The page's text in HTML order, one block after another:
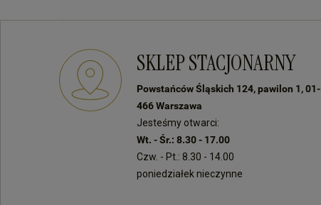
SKLEP STACJONARNY
Powstańców Śląskich 124, pawilon 1, 01-
466 Warszawa
Jesteśmy otwarci:
Wt. - Śr.: 8.30 - 17.00
Czw. - Pt.: 8.30 - 14.00
poniedziałek nieczynne